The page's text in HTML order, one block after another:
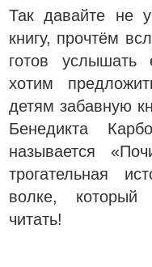
Так давайте не
книгу, прочтём
готов
хотим
детям забавную
Бенедикта
называется
трогательная
волке, который
читать!